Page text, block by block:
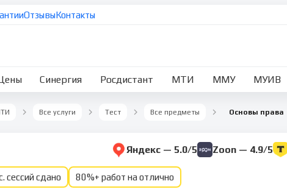
ОтзывыКонтакты
Синергия Росдистант МТИ ММУ МУИВ
Все услуги Тест Все предметы Основы права
Яндекс — 5.0/5 Zoon — 4.9/5
сессий сдано 80%+ работ на отлично